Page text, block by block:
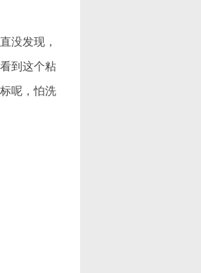
没发现，
到这个粘
呢，怕洗